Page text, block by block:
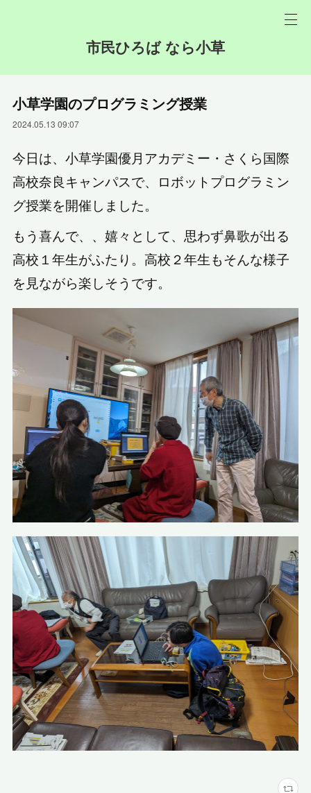
市民ひろば なら小草
小草学園のプログラミング授業
2024.05.13 09:07
今日は、小草学園優月アカデミー・さくら国際
高校奈良キャンパスで、ロボットプログラミン
グ授業を開催しました。
もう喜んで、、嬉々として、思わず鼻歌が出る
高校１年生がふたり。高校２年生もそんな様子
を見ながら楽しそうです。